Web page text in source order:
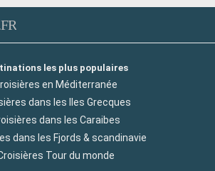
les plus populaires
en Méditerranée
dans les Iles Grecques
dans les Caraibes
dans les Fjords & scandinavie
Tour du monde